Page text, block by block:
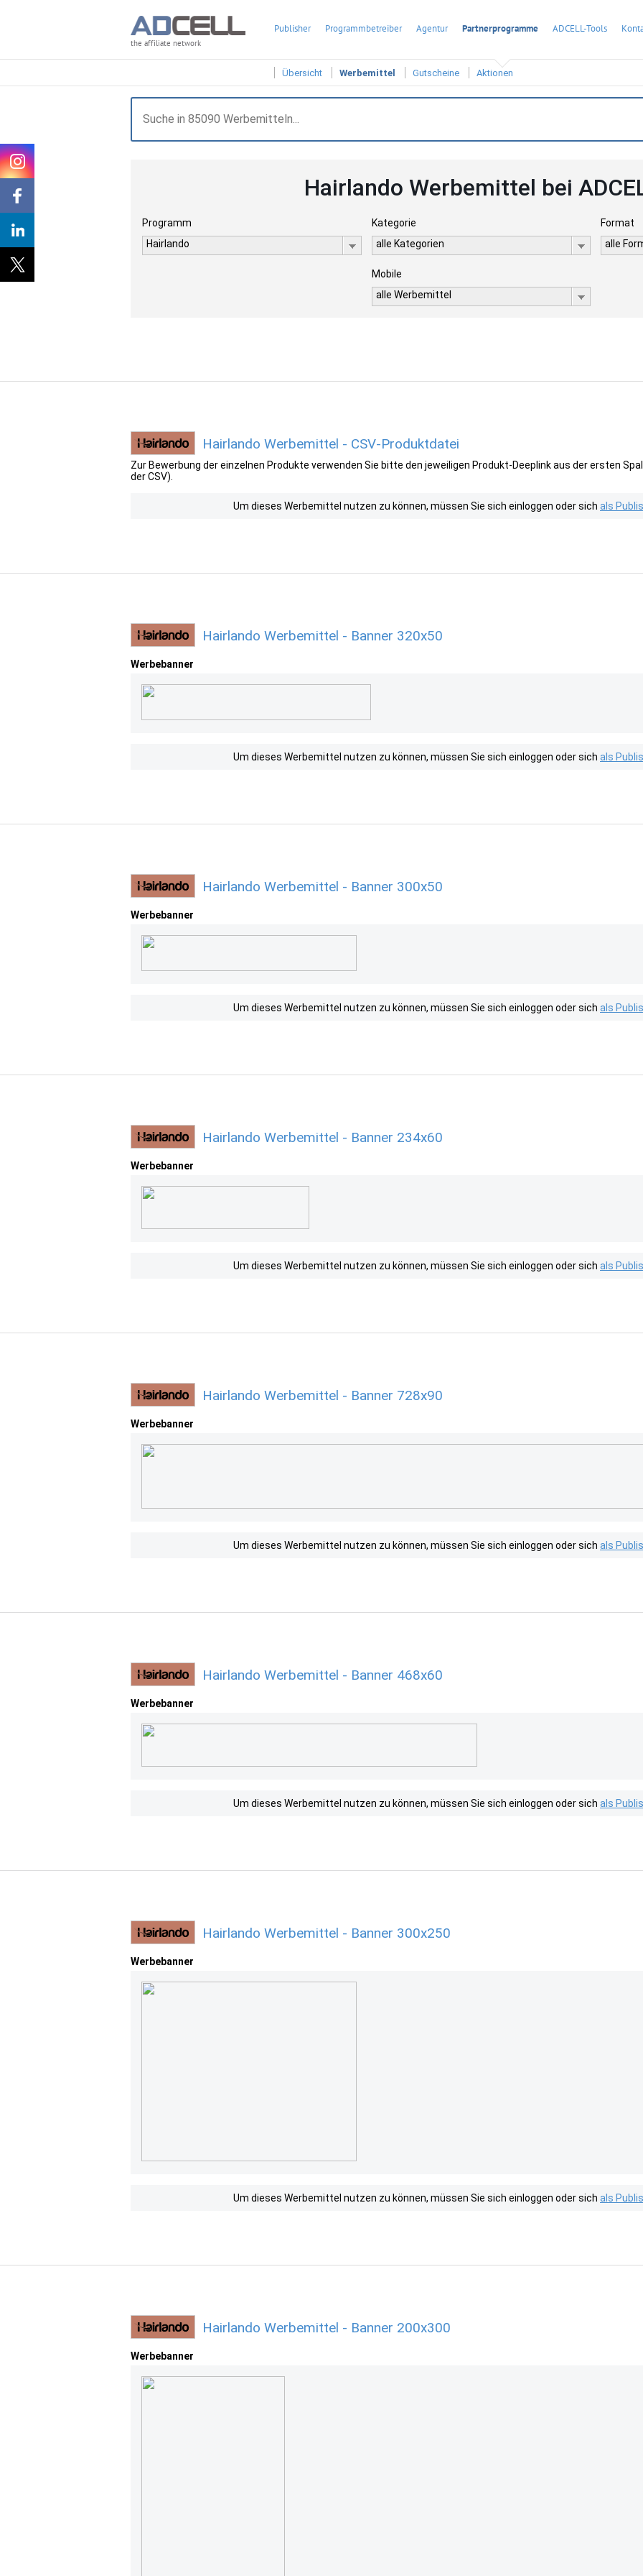
the affiliate network
Publisher Programmbetreiber Agentur Partnerprogramme ADCELL-Tools
Übersicht Werbemittel Gutscheine Aktionen
Hairlando Werbemittel bei
Programm
Hairlando
Kategorie
alle Kategorien
Format
alle
Mobile
alle Werbemittel
Hairlando Werbemittel - CSV-Produktdatei
Zur Bewerbung der einzelnen Produkte verwenden Sie bitte den jeweiligen Produkt-Deeplink aus der ersten
der CSV).
Um dieses Werbemittel nutzen zu können, müssen Sie sich einloggen oder sich als
Hairlando Werbemittel - Banner 320x50
Werbebanner
Um dieses Werbemittel nutzen zu können, müssen Sie sich einloggen oder sich als
Hairlando Werbemittel - Banner 300x50
Werbebanner
Um dieses Werbemittel nutzen zu können, müssen Sie sich einloggen oder sich als
Hairlando Werbemittel - Banner 234x60
Werbebanner
Um dieses Werbemittel nutzen zu können, müssen Sie sich einloggen oder sich als
Hairlando Werbemittel - Banner 728x90
Werbebanner
Um dieses Werbemittel nutzen zu können, müssen Sie sich einloggen oder sich als
Hairlando Werbemittel - Banner 468x60
Werbebanner
Um dieses Werbemittel nutzen zu können, müssen Sie sich einloggen oder sich als
Hairlando Werbemittel - Banner 300x250
Werbebanner
Um dieses Werbemittel nutzen zu können, müssen Sie sich einloggen oder sich als
Hairlando Werbemittel - Banner 200x300
Werbebanner